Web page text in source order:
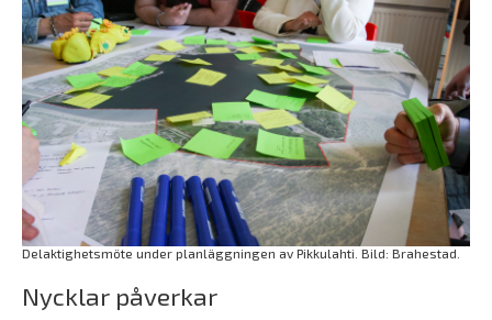
Delaktighetsmöte under planläggningen av Pikkulahti. Bild: Brahestad.
Nycklar påverkar